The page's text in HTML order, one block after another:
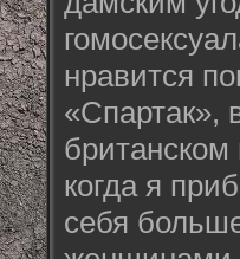
нравится
«Спартак»,
когда я
себя